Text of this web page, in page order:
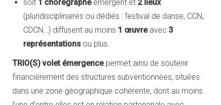
soit 1 chorégrapheémergent et 2 lieux
(pluridisciplinaires ou dédiés : festival de danse, CCN,
CDCN…) diffusent au moins 1 œuvreavec 3
représentations ou plus.
TRIO(S) volet émergencepermet ainsi de soutenir
financièrement des structures subventionnées, situées
dans une zone géographique cohérente, dont au moins